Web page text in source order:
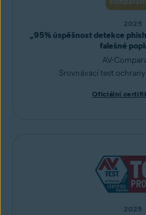
2025
„95% úspěšnost detekce
falešné
AV-
Srovnávací test
Oficiální
2025